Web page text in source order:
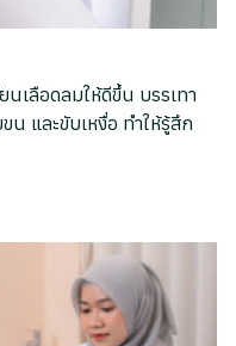
นเลือดลมให้ดีขึ้น บรรเทา
น และขับเหงื่อ ทำให้รู้สึก